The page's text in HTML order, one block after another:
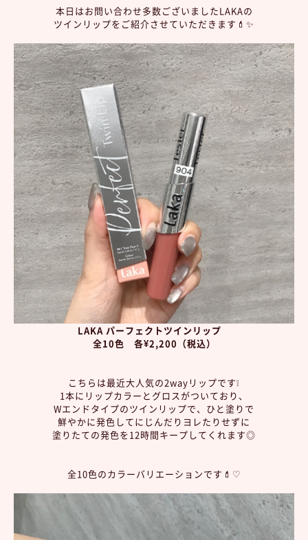
本日はお問い合わせ多数ございましたLAKAの
ツインリップをご紹介させていただきます💄✨
LAKA パーフェクトツインリップ
全10色 各¥2,200（税込）
こちらは最近大人気の2wayリップです❕
1本にリップカラーとグロスがついており、
Wエンドタイプのツインリップで、ひと塗りで
鮮やかに発色してにじんだりヨレたりせずに
塗りたての発色を12時間キープしてくれます◎
全10色のカラーバリエーションです💄♡